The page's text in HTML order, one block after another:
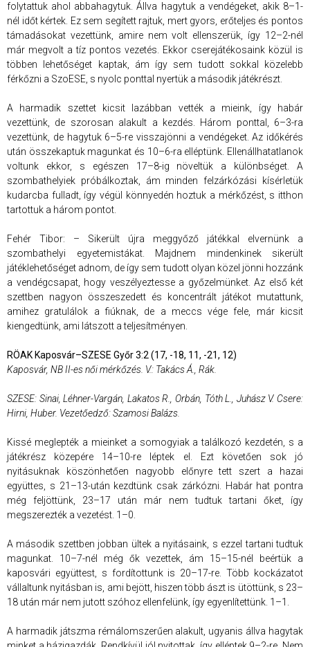
folytattuk ahol abbahagytuk. Állva hagytuk a vendégeket, akik 8–1-
nél időt kértek. Ez sem segített rajtuk, mert gyors, erőteljes és pontos
támadásokat vezettünk, amire nem volt ellenszerük, így 12–2-nél
már megvolt a tíz pontos vezetés. Ekkor cserejátékosaink közül is
többen lehetőséget kaptak, ám így sem tudott sokkal közelebb
férkőzni a SzoESE, s nyolc ponttal nyertük a második játékrészt.
A harmadik szettet kicsit lazábban vették a mieink, így habár
vezettünk, de szorosan alakult a kezdés. Három ponttal, 6–3-ra
vezettünk, de hagytuk 6–5-re visszajönni a vendégeket. Az időkérés
után összekaptuk magunkat és 10–6-ra elléptünk. Ellenállhatatlanok
voltunk ekkor, s egészen 17–8-ig növeltük a különbséget. A
szombathelyiek próbálkoztak, ám minden felzárkózási kísérletük
kudarcba fulladt, így végül könnyedén hoztuk a mérkőzést, s itthon
tartottuk a három pontot.
Fehér Tibor: – Sikerült újra meggyőző játékkal elvernünk a
szombathelyi egyetemistákat. Majdnem mindenkinek sikerült
játéklehetőséget adnom, de így sem tudott olyan közel jönni hozzánk
a vendégcsapat, hogy veszélyeztesse a győzelmünket. Az első két
szettben nagyon összeszedett és koncentrált játékot mutattunk,
amihez gratulálok a fiúknak, de a meccs vége fele, már kicsit
kiengedtünk, ami látszott a teljesítményen.
RÖAK Kaposvár–SZESE Győr 3:2 (17, -18, 11, -21, 12)
Kaposvár, NB II-es női mérkőzés. V.: Takács Á., Rák.
SZESE: Sinai, Léhner-Vargán, Lakatos R., Orbán, Tóth L., Juhász V. Csere:
Hirni, Huber. Vezetőedző: Szamosi Balázs.
Kissé meglepték a mieinket a somogyiak a találkozó kezdetén, s a
játékrész közepére 14–10-re léptek el. Ezt követően sok jó
nyitásuknak köszönhetően nagyobb előnyre tett szert a hazai
együttes, s 21–13-után kezdtünk csak zárkózni. Habár hat pontra
még feljöttünk, 23–17 után már nem tudtuk tartani őket, így
megszerezték a vezetést. 1–0.
A második szettben jobban ültek a nyitásaink, s ezzel tartani tudtuk
magunkat. 10–7-nél még ők vezettek, ám 15–15-nél beértük a
kaposvári együttest, s fordítottunk is 20–17-re. Több kockázatot
vállaltunk nyitásban is, ami bejött, hiszen több ászt is ütöttünk, s 23–
18 után már nem jutott szóhoz ellenfelünk, így egyenlítettünk. 1–1.
A harmadik játszma rémálomszerűen alakult, ugyanis állva hagytak